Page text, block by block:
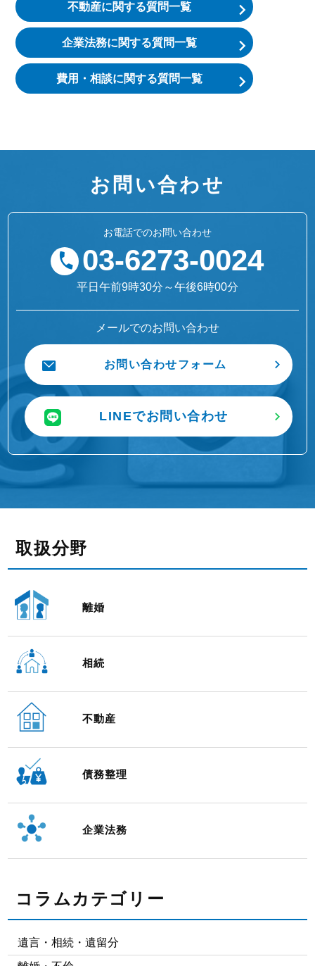
不動産に関する質問一覧
企業法務に関する質問一覧
費用・相談に関する質問一覧
お問い合わせ
お電話でのお問い合わせ
03-6273-0024
平日午前9時30分～午後6時00分
メールでのお問い合わせ
お問い合わせフォーム
LINEでお問い合わせ
取扱分野
離婚
相続
不動産
債務整理
企業法務
コラムカテゴリー
遺言・相続・遺留分